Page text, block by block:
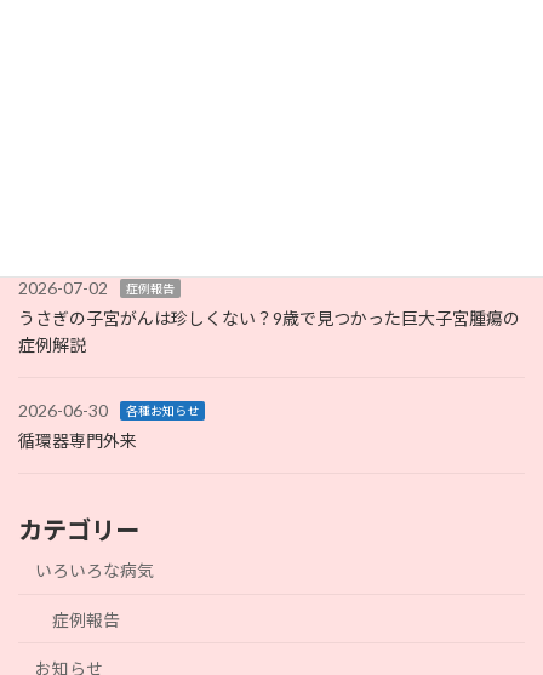
2026-07-02 症例報告
うさぎの子宮がんは珍しくない？9歳で見つかった巨大子宮腫瘍の
症例解説
2026-06-30 各種お知らせ
循環器専門外来
カテゴリー
いろいろな病気
症例報告
お知らせ